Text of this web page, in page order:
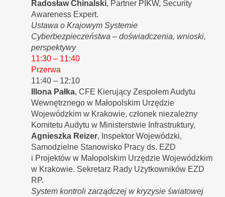
Radosław Chinalski, Partner PIKW, Security
Awareness Expert.
Ustawa o Krajowym Systemie
Cyberbezpieczeństwa – doświadczenia, wnioski,
perspektywy
11:30 – 11:40
Przerwa
11:40 – 12:10
Illona Pałka, CFE Kierujący Zespołem Audytu
Wewnętrznego w Małopolskim Urzędzie
Wojewódzkim w Krakowie, członek niezależny
Komitetu Audytu w Ministerstwie Infrastruktury,
Agnieszka Reizer, Inspektor Wojewódzki,
Samodzielne Stanowisko Pracy ds. EZD
i Projektów w Małopolskim Urzędzie Wojewódzkim
w Krakowie. Sekretarz Rady Użytkowników EZD
RP.
System kontroli zarządczej w kryzysie światowej